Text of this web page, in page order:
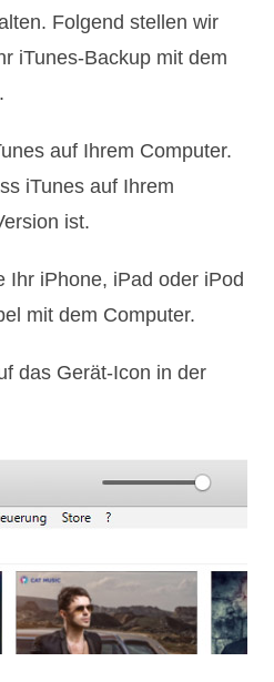
Folgend stellen wir
iTunes-Backup mit dem
auf Ihrem Computer.
iTunes auf Ihrem
ist.
Ihr iPhone, iPad oder iPod
mit dem Computer.
das Gerät-Icon in der